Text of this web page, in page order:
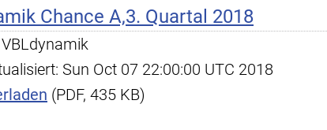
Chance A,3. Quartal 2018
Sun Oct 07 22:00:00 UTC 2018
(PDF, 435 KB)